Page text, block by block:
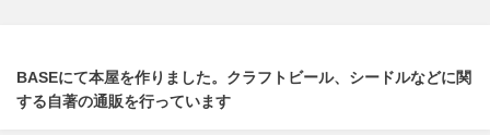
BASEにて本屋を作りました。クラフトビール、シードルなどに関
する自著の通販を行っています